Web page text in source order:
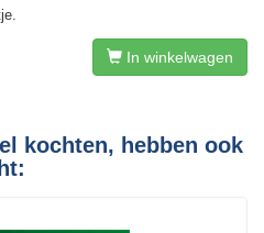
In winkelwagen
kochten, hebben ook